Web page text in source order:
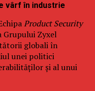
vârf în industrie
Product Security
Grupului Zyxel
globali în
unei politici
și al unui